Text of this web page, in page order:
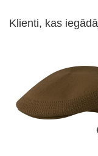
Klienti, kas